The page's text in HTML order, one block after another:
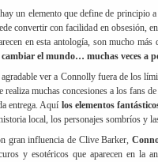
un elemento que define de principio
convertir con facilidad en obsesión,
en esta antología, son mucho
cambiar el mundo… muchas veces a
agradable ver a Connolly fuera de los
realiza muchas concesiones a los fans
entrega. Aquí los elementos
local, los personajes sombríos y
gran influencia de Clive Barker,
y esotéricos que aparecen en la